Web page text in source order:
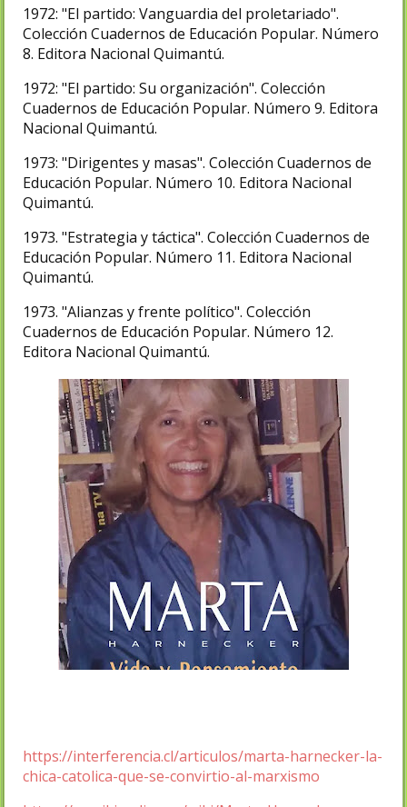
1972: "El partido: Vanguardia del proletariado".
Colección Cuadernos de Educación Popular. Número
8. Editora Nacional Quimantú.
1972: "El partido: Su organización". Colección
Cuadernos de Educación Popular. Número 9. Editora
Nacional Quimantú.
1973: "Dirigentes y masas". Colección Cuadernos de
Educación Popular. Número 10. Editora Nacional
Quimantú.
1973. "Estrategia y táctica". Colección Cuadernos de
Educación Popular. Número 11. Editora Nacional
Quimantú.
1973. "Alianzas y frente político". Colección
Cuadernos de Educación Popular. Número 12.
Editora Nacional Quimantú.
https://interferencia.cl/articulos/marta-harnecker-la-
chica-catolica-que-se-convirtio-al-marxismo